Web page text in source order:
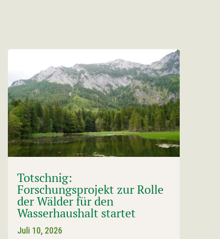
Totschnig:
Forschungsprojekt zur Rolle
der Wälder für den
Wasserhaushalt startet
Juli 10, 2026